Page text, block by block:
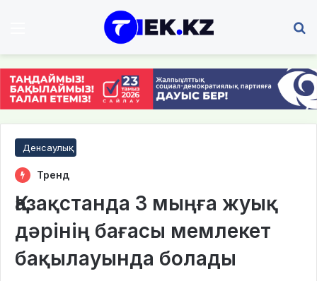
Денсаулық
Тренд
Қазақстанда 3 мыңға жуық
дәрінің бағасы мемлекет
бақылауында болады